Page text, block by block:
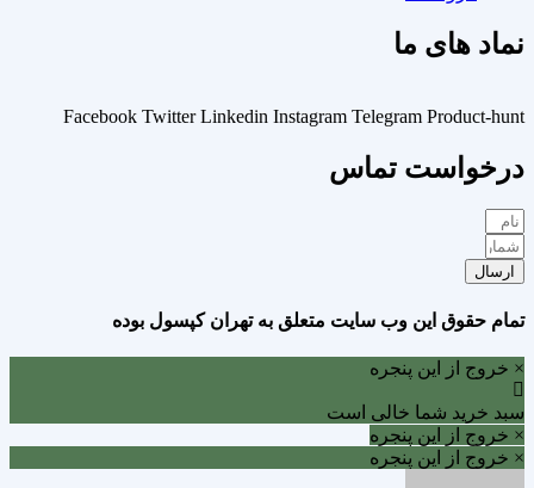
نماد های ما
Facebook Twitter Linkedin Instagram Telegram Product-hunt
درخواست تماس
ارسال
تمام حقوق این وب سایت متعلق به تهران کپسول بوده
× خروج از این پنجره
سبد خرید شما خالی است
× خروج از این پنجره
× خروج از این پنجره